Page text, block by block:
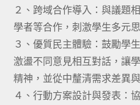
２、跨域合作導入：與議題
學者等合作，刺激學生多元
３、優質民主體驗：鼓勵學
激盪不同意見相互對話，讓
精神，並從中釐清需求差異
４、行動方案設計與發表：